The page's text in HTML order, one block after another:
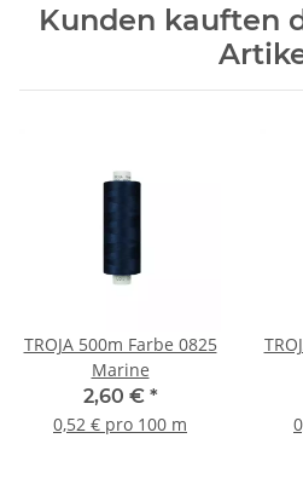
Kunden kauften
TROJA 500m Farbe 0825
Marine
2,60 € *
0,52 € pro 100 m